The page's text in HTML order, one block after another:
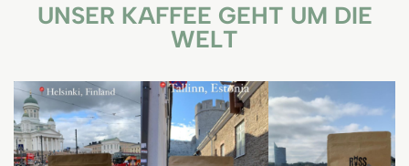
UNSER KAFFEE GEHT UM DIE
WELT